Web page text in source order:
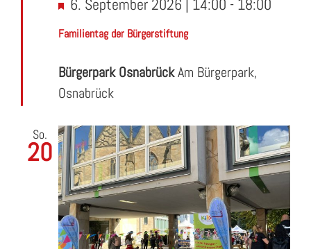
Familientag der Bürgerstiftung
Bürgerpark OsnabrückAm Bürgerpark,
Osnabrück
So.
20